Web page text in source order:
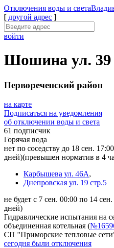
Отключения воды и света
[ другой адрес ]
войти
Шошина ул. 39
Первореченский район
на карте
Подписаться на уведомления
об отключении воды и света
61 подписчик
Горячая вода
нет по соседству до 18 сен. 17:00
дней)(превышен норматив в 4
Карбышева ул. 46А,
Днепровская ул. 19 стр.5
не будет с 7 сен. 00:00 по 14
дней)
Гидравлические испытания на
объединенная котельная (
СП "Приморские тепловые
сегодня были отключения